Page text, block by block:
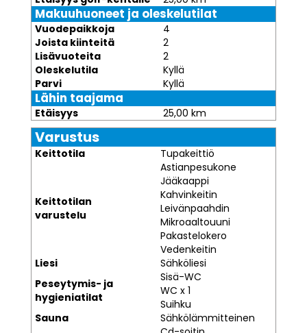
Makuuhuoneet ja oleskelutilat
Vuodepaikkoja
4
Joista kiinteitä
2
Lisävuoteita
2
Oleskelutila
Kyllä
Parvi
Kyllä
Lähin taajama
Etäisyys 25,00 km
Varustus
Keittotila Tupakeittiö
Keittotilan
varustelu
Astianpesukone
Jääkaappi
Kahvinkeitin
Leivänpaahdin
Mikroaaltouuni
Pakastelokero
Vedenkeitin
Liesi
Sähköliesi
Peseytymis- ja
hygieniatilat
Sisä-WC
WC x 1
Suihku
Sauna
Sähkölämmitteinen